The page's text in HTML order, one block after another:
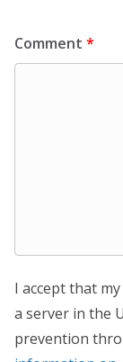
Comment *
I accept that
a server in the
prevention